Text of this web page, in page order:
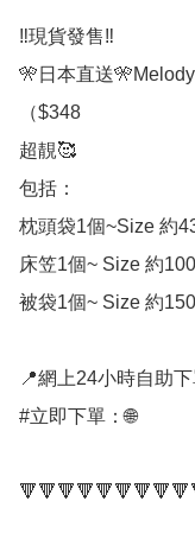
‼️現貨發售‼️
🎌日本直送
（$348
超靚🥰
包括：
枕頭袋1個~Size 約
床笠1個~ Size 約
被袋1個~ Size 約
📍網上24小時自助下
#立即下單：🌐